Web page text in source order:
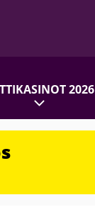
2026